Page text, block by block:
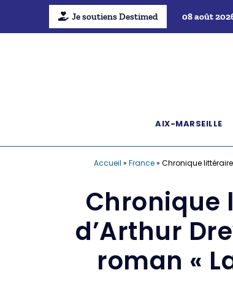
Je soutiens Destimed 08 août
AIX-MARSEILLE
Accueil » France» Chronique
Chronique
d’Arthur
roman «